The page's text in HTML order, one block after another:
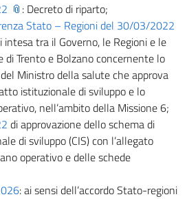
: Decreto di riparto;
Stato – Regioni del 30/03/2022
intesa tra il Governo, le Regioni e le
di Trento e Bolzano concernente lo
Ministro della salute che approva
istituzionale di sviluppo e lo
nell’ambito della Missione 6;
di approvazione dello schema di
di sviluppo (CIS) con l’allegato
operativo e delle schede
: ai sensi dell’accordo Stato-regioni